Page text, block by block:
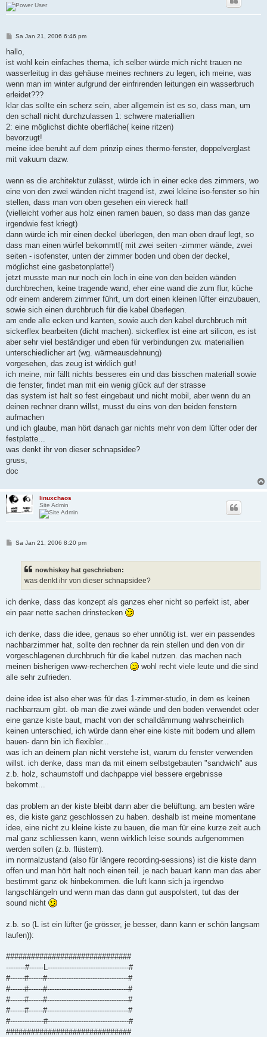
B
i
r
a
Sa Jan 21, 2006 6:46 pm
hallo,
ist wohl kein einfaches thema, ich selber würde mich nicht trauen ne
wasserleitug in das gehäuse meines rechners zu legen, ich meine, was
wenn man im winter aufgrund der einfrirenden leitungen ein wasserbruch
erleidet???
klar das sollte ein scherz sein, aber allgemein ist es so, dass man, um
den schall nicht durchzulassen 1: schwere materiallien
2: eine möglichst dichte oberfläche( keine ritzen)
bevorzugt!
meine idee beruht auf dem prinzip eines thermo-fenster, doppelverglast
mit vakuum dazw.
wenn es die architektur zulässt, würde ich in einer ecke des zimmers, wo
eine von den zwei wänden nicht tragend ist, zwei kleine iso-fenster so hin
stellen, dass man von oben gesehen ein viereck hat!
(vielleicht vorher aus holz einen ramen bauen, so dass man das ganze
irgendwie fest kriegt)
dann würde ich mir einen deckel überlegen, den man oben drauf legt, so
dass man einen würfel bekommt!( mit zwei seiten -zimmer wände, zwei
seiten - isofenster, unten der zimmer boden und oben der deckel,
möglichst eine gasbetonplatte!)
jetzt musste man nur noch ein loch in eine von den beiden wänden
durchbrechen, keine tragende wand, eher eine wand die zum flur, küche
odr einem anderem zimmer führt, um dort einen kleinen lüfter einzubauen,
sowie sich einen durchbruch für die kabel überlegen.
am ende alle ecken und kanten, sowie auch den kabel durchbruch mit
sickerflex bearbeiten (dicht machen). sickerflex ist eine art silicon, es ist
aber sehr viel beständiger und eben für verbindungen zw. materiallien
unterschiedlicher art (wg. wärmeausdehnung)
vorgesehen, das zeug ist wirklich gut!
ich meine, mir fällt nichts besseres ein und das bisschen materiall sowie
die fenster, findet man mit ein wenig glück auf der strasse
das system ist halt so fest eingebaut und nicht mobil, aber wenn du an
deinen rechner drann willst, musst du eins von den beiden fenstern
aufmachen
und ich glaube, man hört danach gar nichts mehr von dem lüfter oder der
festplatte...
was denkt ihr von dieser schnapsidee?
gruss,
doc
linuxchaos
Site Admin
BSa Jan 21, 2006 8:20 pm
nowhiskey hat geschrieben:
was denkt ihr von dieser schnapsidee?
ich denke, dass das konzept als ganzes eher nicht so perfekt ist, aber
ein paar nette sachen drinstecken
ich denke, dass die idee, genaus so eher unnötig ist. wer ein passendes
nachbarzimmer hat, sollte den rechner da rein stellen und den von dir
vorgeschlagenen durchbruch für die kabel nutzen. das machen nach
meinen bisherigen www-recherchen
wohl recht viele leute und die sind
alle sehr zufrieden.
deine idee ist also eher was für das 1-zimmer-studio, in dem es keinen
nachbarraum gibt. ob man die zwei wände und den boden verwendet oder
eine ganze kiste baut, macht von der schalldämmung wahrscheinlich
keinen unterschied, ich würde dann eher eine kiste mit bodem und allem
bauen- dann bin ich flexibler...
was ich an deinem plan nicht verstehe ist, warum du fenster verwenden
willst. ich denke, dass man da mit einem selbstgebauten "sandwich" aus
z.b. holz, schaumstoff und dachpappe viel bessere ergebnisse
bekommt...
das problem an der kiste bleibt dann aber die belüftung. am besten wäre
es, die kiste ganz geschlossen zu haben. deshalb ist meine momentane
idee, eine nicht zu kleine kiste zu bauen, die man für eine kurze zeit auch
mal ganz schliessen kann, wenn wirklich leise sounds aufgenommen
werden sollen (z.b. flüstern).
im normalzustand (also für längere recording-sessions) ist die kiste dann
offen und man hört halt noch einen teil. je nach bauart kann man das aber
bestimmt ganz ok hinbekommen. die luft kann sich ja irgendwo
langschlängeln und wenn man das dann gut auspolstert, tut das der
sound nicht
z.b. so (L ist ein lüfter (je grösser, je besser, dann kann er schön langsam
laufen)):
##############################
--------#------L----------------------------------#
#------#------#----------------------------------#
#------#------#----------------------------------#
#------#------#----------------------------------#
#------#------#----------------------------------#
#--------------#----------------------------------#
##############################